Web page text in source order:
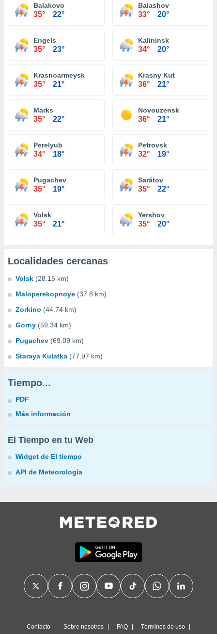
Balakovo
35° 22°
Balashov
33° 20°
Engels
35° 23°
Kalininsk
34° 20°
Krasnoarmeysk
35° 21°
Krasny Kut
36° 21°
Marks
35° 22°
Novouzensk
36° 21°
Perelyub
34° 18°
Petrovsk
32° 19°
Pugachev
35° 19°
Sarátov
35° 22°
Volsk
35° 21°
Yershov
35° 20°
Localidades cercanas
Volsk (28.15 km)
Maloperekopnoye (37.8 km)
Zorkino (44.74 km)
Gorny (59.34 km)
Pugachev (69.09 km)
Staraya Kulatka (77.97 km)
Tiempo...
PDF
Más información
El Tiempo en tu Web
Widget de El tiempo
API de Meteorología
Contacto Sobre nosotros FAQ Términos de uso